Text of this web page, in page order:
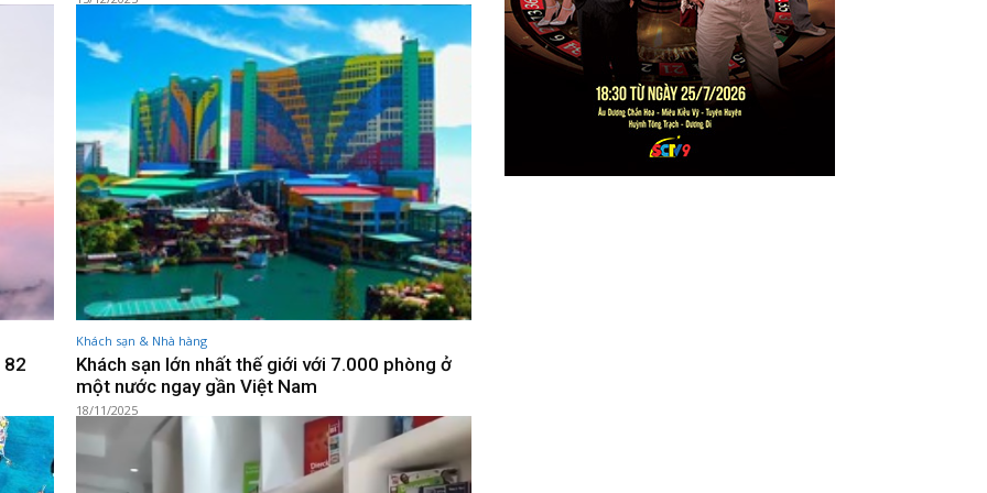
82
Khách sạn & Nhà hàng
Khách sạn lớn nhất thế giới với 7.000 phòng ở
một nước ngay gần Việt Nam
18/11/2025